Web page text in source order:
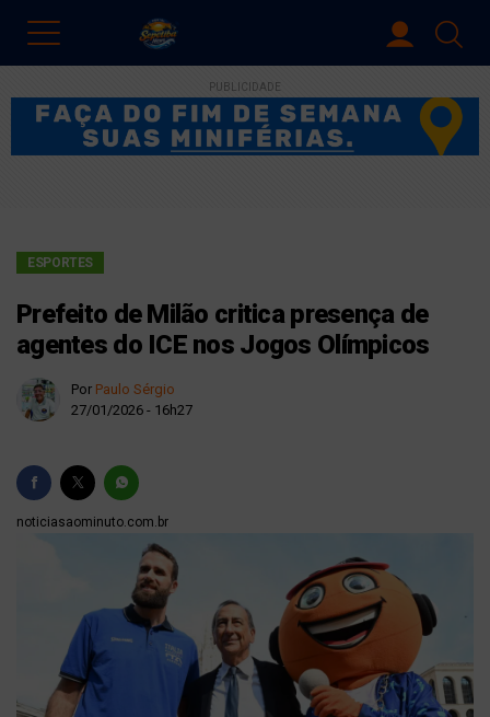
PUBLICIDADE
ESPORTES
Prefeito de Milão critica presença de
agentes do ICE nos Jogos Olímpicos
Por Paulo Sérgio
27/01/2026 - 16h27
noticiasaominuto.com.br